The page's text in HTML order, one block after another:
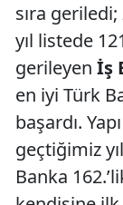
sıra
yıl listede
gerileyen İş
en iyi Türk
başardı.
geçtiğimiz
Banka